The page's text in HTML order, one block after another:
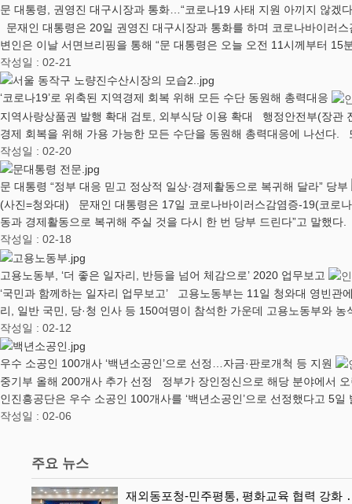
문 대통령, 권영진 대구시장과 통화…“코로나19 사태 지원 아끼지 않겠
문재인 대통령은 20일 권영진 대구시장과 통화를 하며 코로나바이러
변인은 이날 서면브리핑을 통해 “문 대통령은 오늘 오전 11시께부터 15
작성일 : 02-21
‘코로나19’로 위축된 지역경제 회복 위해 모든 수단 동원해 총력대응
지역사랑상품권 발행 확대 검토, 외부식당 이용 확대 행정안전부(장관
경제 회복을 위해 가용 가능한 모든 수단을 동원해 총력대응에 나선다
작성일 : 02-20
문 대통령 “정부 대응 믿고 정상적 일상·경제활동으로 복귀해 달라” 당부
(사진=청와대) 문재인 대통령은 17일 코로나바이러스감염증-19(코로
동과 경제활동으로 복귀해 주실 것을 다시 한 번 당부 드린다”고 말했
작성일 : 02-18
고용노동부, ‘더 좋은 일자리, 반등을 넘어 체감으로’ 2020 업무보고
‘국민과 함께하는 일자리 업무보고’ 고용노동부는 11일 청와대 영빈관
리, 일반 국민, 당·청 인사 등 150여명이 참석한 가운데 고용노동부와
작성일 : 02-12
우수 소공인 100개사 ‘백년소공인’으로 선정…자금·판로개척 등 지원
중기부 올해 200개사 추가 선정 정부가 장인정신으로 해당 분야에서
인진흥공단은 우수 소공인 100개사를 ‘백년소공인’으로 선정했다고 5
작성일 : 02-06
주요 뉴스
재외동포청-민주평통, 평화교육 협력 강화